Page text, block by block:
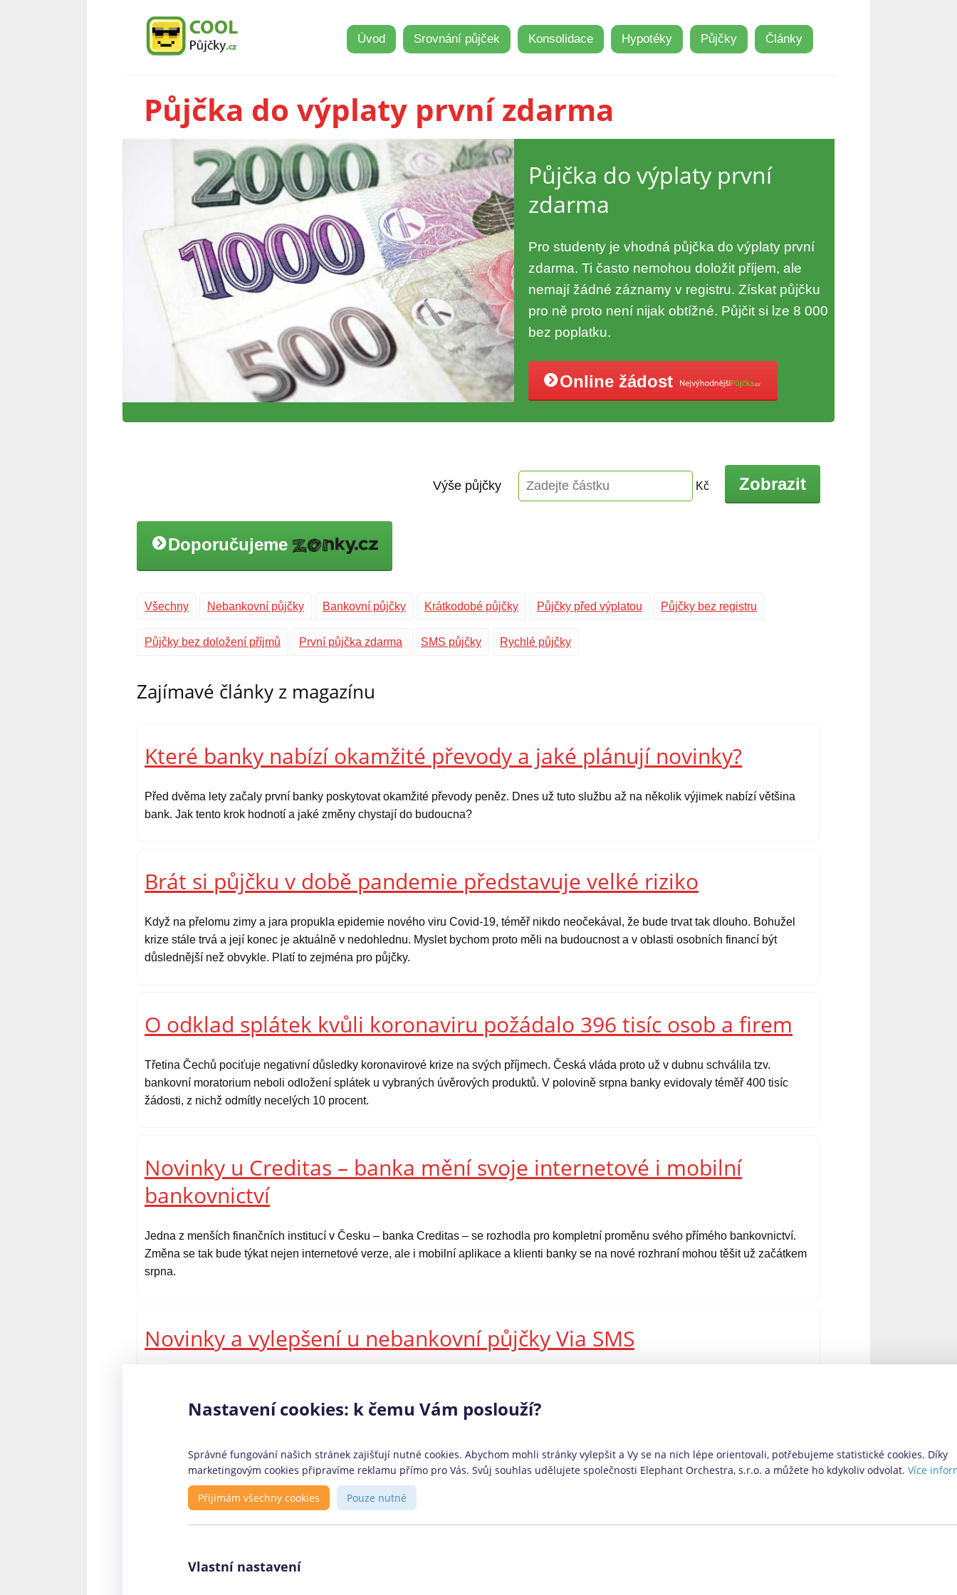
Úvod Srovnání půjček Konsolidace Hypotéky Půjčky Články
Půjčka do výplaty první zdarma
Půjčka do výplaty první
zdarma
Pro studenty je vhodná půjčka do výplaty první
zdarma. Ti často nemohou doložit příjem, ale
nemají žádné záznamy v registru. Získat půjčku
pro ně proto není nijak obtížné. Půjčit si lze 8 000
bez poplatku.
Online žádost
Výše půjčky Kč Zobrazit
Doporučujeme
Všechny Nebankovní půjčky Bankovní půjčky Krátkodobé půjčky Půjčky před výplatou Půjčky bez registru
Půjčky bez doložení příjmů První půjčka zdarma SMS půjčky Rychlé půjčky
Zajímavé články z magazínu
Které banky nabízí okamžité převody a jaké plánují novinky?
Před dvěma lety začaly první banky poskytovat okamžité převody peněz. Dnes už tuto službu až na několik výjimek nabízí většina
bank. Jak tento krok hodnotí a jaké změny chystají do budoucna?
Brát si půjčku v době pandemie představuje velké riziko
Když na přelomu zimy a jara propukla epidemie nového viru Covid-19, téměř nikdo neočekával, že bude trvat tak dlouho. Bohužel
krize stále trvá a její konec je aktuálně v nedohlednu. Myslet bychom proto měli na budoucnost a v oblasti osobních financí být
důslednější než obvykle. Platí to zejména pro půjčky.
O odklad splátek kvůli koronaviru požádalo 396 tisíc osob a firem
Třetina Čechů pociťuje negativní důsledky koronavirové krize na svých příjmech. Česká vláda proto už v dubnu schválila tzv.
bankovní moratorium neboli odložení splátek u vybraných úvěrových produktů. V polovině srpna banky evidovaly téměř 400 tisíc
žádosti, z nichž odmítly necelých 10 procent.
Novinky u Creditas – banka mění svoje internetové i mobilní
bankovnictví
Jedna z menších finančních institucí v Česku – banka Creditas – se rozhodla pro kompletní proměnu svého přímého bankovnictví.
Změna se tak bude týkat nejen internetové verze, ale i mobilní aplikace a klienti banky se na nové rozhraní mohou těšit už začátkem
srpna.
Novinky a vylepšení u nebankovní půjčky Via SMS
kteří potřebují půjčit vyšší částku nebo preferují větší volnost při způsobu splácení. Jaké konkrétní novinky si pro nás provozovatel
Rychlé odkazy Provozovatel
Nastavení cookies: k čemu Vám poslouží?
Správné fungování našich stránek zajišťují nutné cookies. Abychom mohli stránky vylepšit a Vy se na nich lépe orientovali, potřebujeme statistické cookies. Díky
marketingovým cookies připravíme reklamu přímo pro Vás. Svůj souhlas udělujete společnosti Elephant Orchestra, s.r.o. a můžete ho kdykoliv odvolat. Více
Přijímám všechny cookies Pouze nutné
Vlastní nastavení